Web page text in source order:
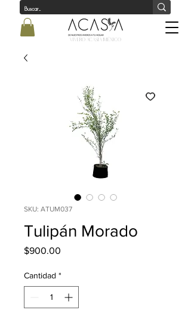
Vivero Acasia MÉxico
SKU: ATUM037
Tulipán Morado
$900.00
Cantidad *